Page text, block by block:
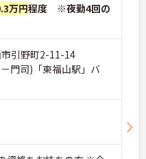
万円程度 ※夜勤4回の
引野町2-11-14
門司)「東福山駅」バ